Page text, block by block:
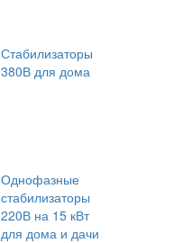
Стабилизаторы
380В для дома
Однофазные
стабилизаторы
220В на 15 кВт
для дома и дачи